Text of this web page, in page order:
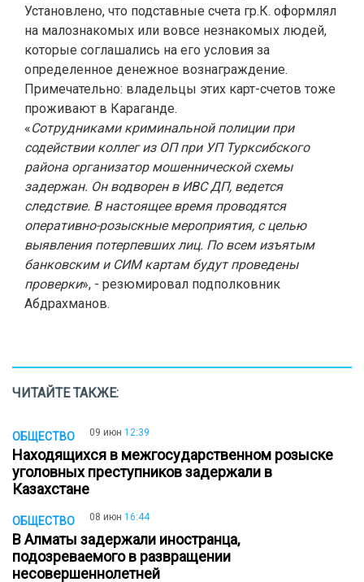
Установлено, что подставные счета гр.К. оформлял
на малознакомых или вовсе незнакомых людей,
которые соглашались на его условия за
определенное денежное вознаграждение.
Примечательно: владельцы этих карт-счетов тоже
проживают в Караганде.
«Сотрудниками криминальной полиции при
содействии коллег из ОП при УП Турксибского
района организатор мошеннической схемы
задержан. Он водворен в ИВС ДП, ведется
следствие. В настоящее время проводятся
оперативно-розыскные мероприятия, с целью
выявления потерпевших лиц. По всем изъятым
банковским и СИМ картам будут проведены
проверки», - резюмировал подполковник
Абдрахманов.
ЧИТАЙТЕ ТАКЖЕ:
ОБЩЕСТВО 09 июн 12:39
Находящихся в межгосударственном розыске
уголовных преступников задержали в
Казахстане
ОБЩЕСТВО 08 июн 16:44
В Алматы задержали иностранца,
подозреваемого в развращении
несовершеннолетней